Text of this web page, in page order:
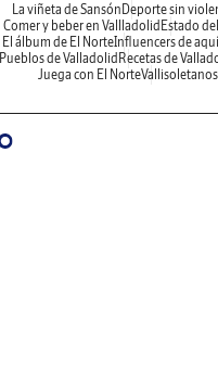
La viñeta de Sansón Deporte sin
Comer y beber en Vallladolid Estado
El álbum de El NorteInfluencers de aquí
Pueblos de Valladolid Recetas de
Juega con El Norte